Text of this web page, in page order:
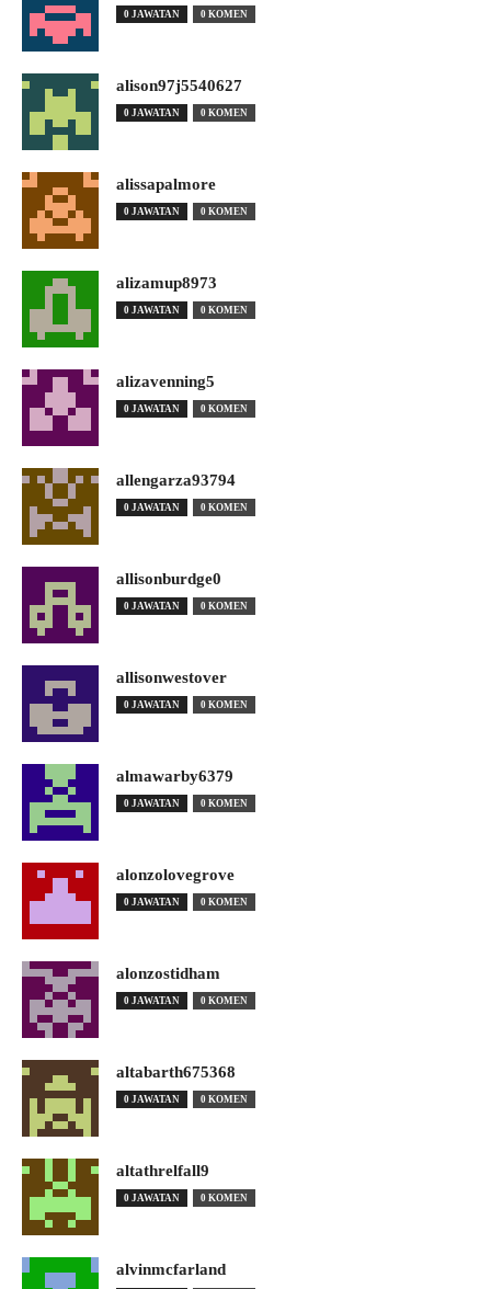
0 JAWATAN 0 KOMEN
alison97j5540627
0 JAWATAN 0 KOMEN
alissapalmore
0 JAWATAN 0 KOMEN
alizamup8973
0 JAWATAN 0 KOMEN
alizavenning5
0 JAWATAN 0 KOMEN
allengarza93794
0 JAWATAN 0 KOMEN
allisonburdge0
0 JAWATAN 0 KOMEN
allisonwestover
0 JAWATAN 0 KOMEN
almawarby6379
0 JAWATAN 0 KOMEN
alonzolovegrove
0 JAWATAN 0 KOMEN
alonzostidham
0 JAWATAN 0 KOMEN
altabarth675368
0 JAWATAN 0 KOMEN
altathrelfall9
0 JAWATAN 0 KOMEN
alvinmcfarland